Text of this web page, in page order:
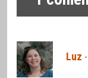
Luz -